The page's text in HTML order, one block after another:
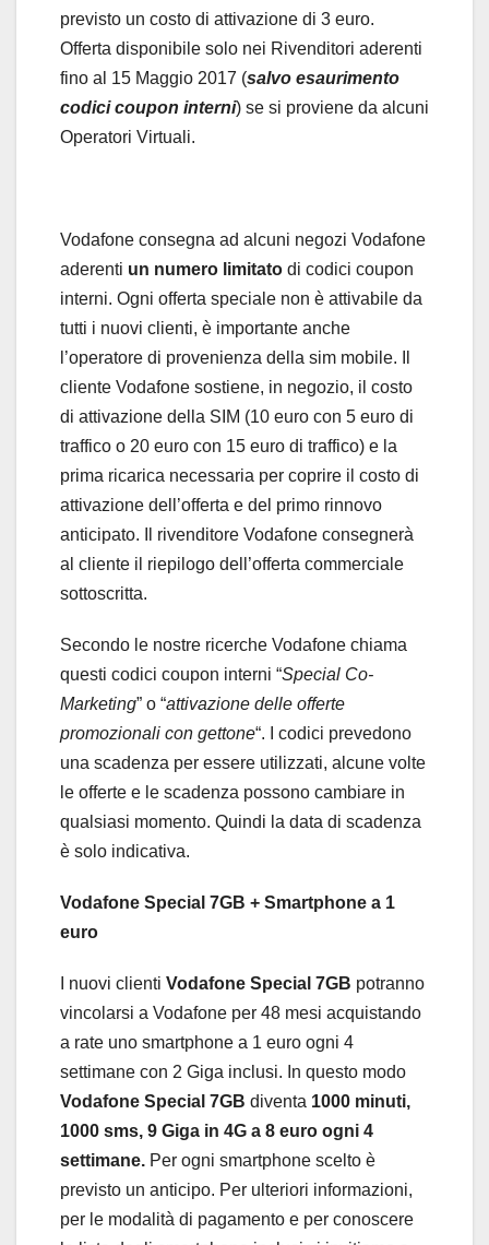
previsto un costo di attivazione di 3 euro.
Offerta disponibile solo nei Rivenditori aderenti
fino al 15 Maggio 2017 (salvo esaurimento
codici coupon interni) se si proviene da alcuni
Operatori Virtuali.
Vodafone consegna ad alcuni negozi Vodafone
aderenti un numero limitato di codici coupon
interni. Ogni offerta speciale non è attivabile da
tutti i nuovi clienti, è importante anche
l’operatore di provenienza della sim mobile. Il
cliente Vodafone sostiene, in negozio, il costo
di attivazione della SIM (10 euro con 5 euro di
traffico o 20 euro con 15 euro di traffico) e la
prima ricarica necessaria per coprire il costo di
attivazione dell’offerta e del primo rinnovo
anticipato. Il rivenditore Vodafone consegnerà
al cliente il riepilogo dell’offerta commerciale
sottoscritta.
Secondo le nostre ricerche Vodafone chiama
questi codici coupon interni “Special Co-
Marketing” o “attivazione delle offerte
promozionali con gettone“. I codici prevedono
una scadenza per essere utilizzati, alcune volte
le offerte e le scadenza possono cambiare in
qualsiasi momento. Quindi la data di scadenza
è solo indicativa.
Vodafone Special 7GB + Smartphone a 1
euro
I nuovi clienti Vodafone Special 7GB potranno
vincolarsi a Vodafone per 48 mesi acquistando
a rate uno smartphone a 1 euro ogni 4
settimane con 2 Giga inclusi. In questo modo
Vodafone Special 7GB diventa 1000 minuti,
1000 sms, 9 Giga in 4G a 8 euro ogni 4
settimane. Per ogni smartphone scelto è
previsto un anticipo. Per ulteriori informazioni,
per le modalità di pagamento e per conoscere